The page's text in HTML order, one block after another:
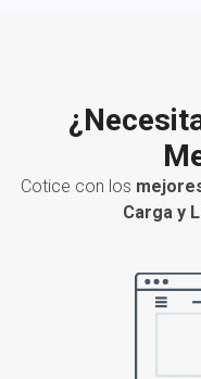
Cotice con los
Carga y